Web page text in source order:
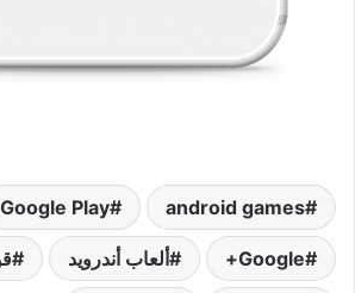
android games
Google Play
Google+ ألعاب أندرويد